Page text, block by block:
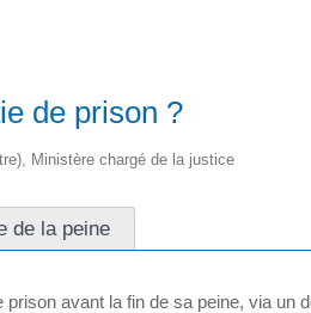
de prison ?
Ministère chargé de la justice
de la peine
avant la fin de sa peine, via un